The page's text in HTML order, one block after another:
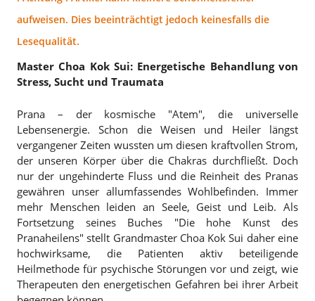
aufweisen. Dies beeinträchtigt jedoch keinesfalls die
Lesequalität.
Master Choa Kok Sui: Energetische Behandlung von
Stress, Sucht und Traumata
Prana – der kosmische "Atem", die universelle
Lebensenergie. Schon die Weisen und Heiler längst
vergangener Zeiten wussten um diesen kraftvollen Strom,
der unseren Körper über die Chakras durchfließt. Doch
nur der ungehinderte Fluss und die Reinheit des Pranas
gewähren unser allumfassendes Wohlbefinden. Immer
mehr Menschen leiden an Seele, Geist und Leib. Als
Fortsetzung seines Buches "Die hohe Kunst des
Pranaheilens" stellt Grandmaster Choa Kok Sui daher eine
hochwirksame, die Patienten aktiv beteiligende
Heilmethode für psychische Störungen vor und zeigt, wie
Therapeuten den energetischen Gefahren bei ihrer Arbeit